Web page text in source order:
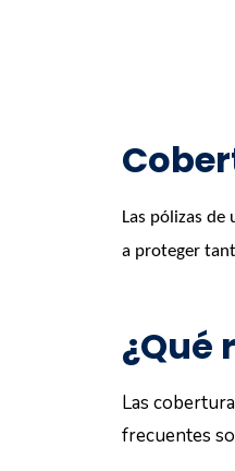
Las pólizas
a proteger
¿Qué
Las
frecuentes